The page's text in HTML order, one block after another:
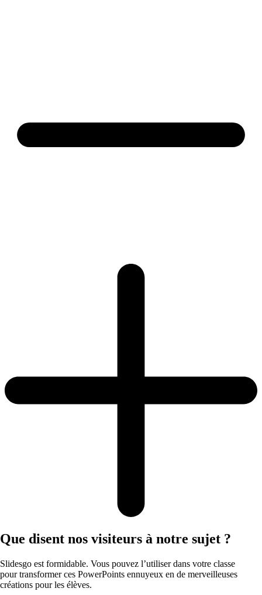
Que disent nos visiteurs à notre sujet ?
Slidesgo est formidable. Vous pouvez l’utiliser dans votre classe
pour transformer ces PowerPoints ennuyeux en de merveilleuses
créations pour les élèves.